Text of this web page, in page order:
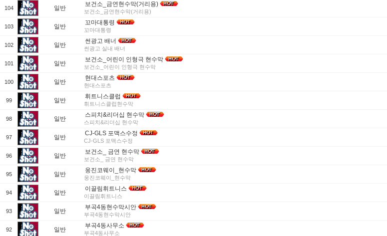
104 일반
보건소_금연현수막(거리용)
보건소_금연현수막(거리용)
103 일반
꼬마대통령
꼬마대통령
102 일반
썬광고 배너
썬광고 실내 배너
101 일반
보건소_어린이 인형극 현수막
보건소_어린이 인형극 현수막
100 일반
현대스포츠
현대스포츠
99 일반
휘트니스클럽
휘트니스클럽현수막
98 일반
스피치&리더십 현수막
스피치&리더십 현수막
97 일반
CJ-GLS 포맥스수정
CJ-GLS 포맥스수정
96 일반
보건소_ 금연 현수막
보건소_ 금연 현수막
95 일반
웅진코웨이_현수막
웅진코웨이_현수막
94 일반
이끌림휘트니스
이끌림휘트니스
93 일반
부곡4동현수막시안
부곡4동현수막시안
92 일반
부곡4동사무소
부곡4동사무소